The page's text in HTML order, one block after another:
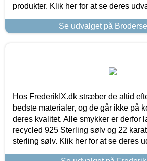
produkter. Klik her for at se deres
Se udvalget på
Hos FrederikIX.dk stræber de altid
bedste materialer, og de går ikke på
deres kvalitet. Alle smykker er derfor
recycled 925 Sterling sølv og 22
sterling sølv. Klik her for at se deres